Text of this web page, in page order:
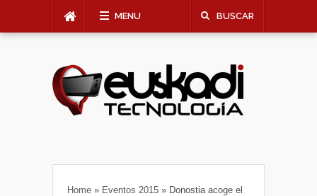
MENU BUSCAR
Home » Eventos 2015 » Donostia acoge el